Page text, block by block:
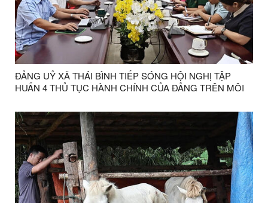
ĐẢNG UỶ XÃ THÁI BÌNH TIẾP SÓNG HỘI NGHỊ TẬP
HUẤN 4 THỦ TỤC HÀNH CHÍNH CỦA ĐẢNG TRÊN MÔI